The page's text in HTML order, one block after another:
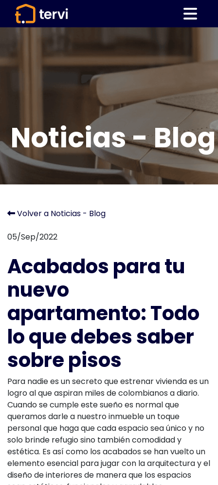
Noticias - Blog
Volver a Noticias - Blog
05/Sep/2022
Acabados para tu
nuevo
apartamento: Todo
lo que debes saber
sobre pisos
Para nadie es un secreto que estrenar vivienda es un
logro al que aspiran miles de colombianos a diario.
Cuando se cumple este sueño es normal que
queramos darle a nuestro inmueble un toque
personal que haga que cada espacio sea único y no
solo brinde refugio sino también comodidad y
estética. Es así como los acabados se han vuelto un
elemento esencial para jugar con la arquitectura y el
diseño de interiores de manera que los espacios